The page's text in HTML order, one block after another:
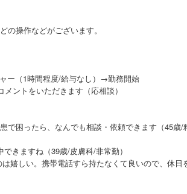
の操作などがございます。
ー（1時間程度/給与なし）→勤務開始
ントをいただきます（応相談）
で困ったら、なんでも相談・依頼できます（45歳/
きますね（39歳/皮膚科/非常勤）
嬉しい。携帯電話すら持たなくて良いので、休日